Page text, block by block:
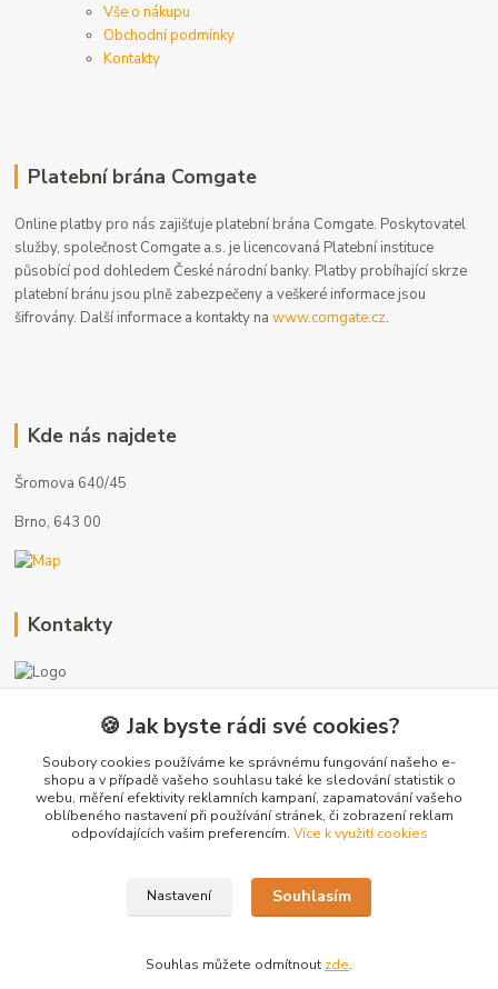
Vše o nákupu
Obchodní podmínky
Kontakty
Platební brána Comgate
Online platby pro nás zajišťuje platební brána Comgate. Poskytovatel
služby, společnost Comgate a.s. je licencovaná Platební instituce
působící pod dohledem České národní banky. Platby probíhající skrze
platební bránu jsou plně zabezpečeny a veškeré informace jsou
šifrovány. Další informace a kontakty nawww.comgate.cz.
Kde nás najdete
Šromova 640/45
Brno, 643 00
Kontakty
+420 775 872 753
info@radiatory-skladem.cz
Copyright 2020-2025 © Sanitrade s.r.o. Všechna práva vyhrazena.
🍪 Jak byste rádi své cookies?
Soubory cookies používáme ke správnému fungování našeho e-
shopu a v případě vašeho souhlasu také ke sledování statistik o
webu, měření efektivity reklamních kampaní, zapamatování vašeho
oblíbeného nastavení při používání stránek, či zobrazení reklam
odpovídajících vašim preferencím. Více k využití cookies
Nastavení Souhlasím
Souhlas můžete odmítnout zde.